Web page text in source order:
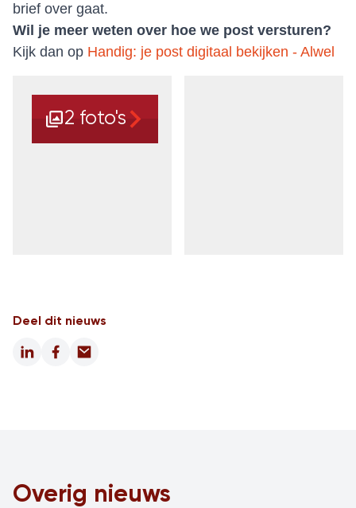
brief over gaat.
Wil je meer weten over hoe we post versturen?
Kijk dan op Handig: je post digitaal bekijken - Alwel
2 foto's
Deel dit nieuws
LinkedInFacebook
Email
Overig nieuws